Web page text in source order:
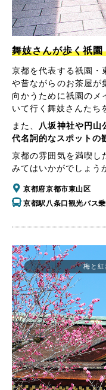
舞妓さんが歩く祇園
京都を代表する祇園・
や昔ながらのお茶屋が
向かうために祇園のメ
いて行く舞妓さんたち
また、
八坂神社や円山
代名詞的なスポットの
京都の雰囲気を満喫し
みてはいかがでしょう
京都府京都市東山区
京都駅八条口観光バス
梅と